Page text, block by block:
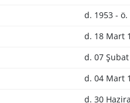
d. 1953 - ö.
d. 18 Mart
d. 07
d. 04 Mart
d. 30